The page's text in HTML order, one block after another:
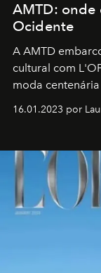
AMTD: onde
Ocidente
A AMTD
cultural com
moda
16.01.2023 por